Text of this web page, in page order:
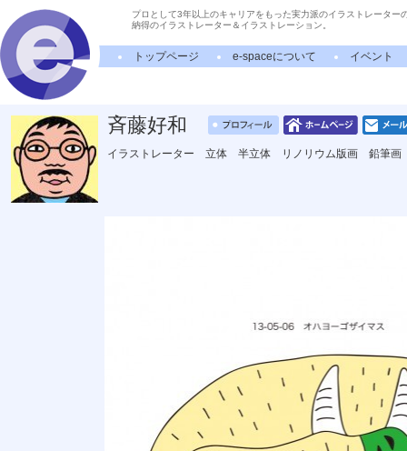
プロとして3年以上のキャリアをもった実力派のイラストレーター
納得のイラストレーター＆イラストレーション。
トップページ e-spaceについて イベント
斉藤好和
イラストレーター 立体 半立体 リノリウム版画 鉛筆画